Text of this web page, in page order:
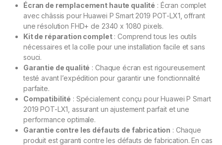
Écran de remplacement haute qualité : Écran complet
avec châssis pour Huawei P Smart 2019 POT-LX1, offrant
une résolution FHD+ de 2340 x 1080 pixels.
Kit de réparation complet: Comprend tous les outils
nécessaires et la colle pour une installation facile et sans
souci.
Garantie de qualité : Chaque écran est rigoureusement
testé avant l’expédition pour garantir une fonctionnalité
parfaite.
Compatibilité : Spécialement conçu pour Huawei P Smart
2019 POT-LX1, assurant un ajustement parfait et une
performance optimale.
Garantie contre les défauts de fabrication : Chaque
produit est garanti contre les défauts de fabrication. En cas